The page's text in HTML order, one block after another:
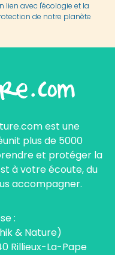
lien avec l'écologie et la
de notre planète
est une
plus de 5000
et protéger la
à votre écoute, du
accompagner.
:
& Nature)
Rillieux-La-Pape